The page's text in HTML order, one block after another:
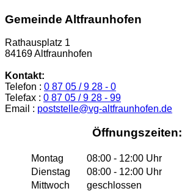
Gemeinde Altfraunhofen
Rathausplatz 1
84169 Altfraunhofen
Kontakt:
Telefon : 0 87 05 / 9 28 - 0
Telefax : 0 87 05 / 9 28 - 99
Email : poststelle@vg-altfraunhofen.de
Öffnungszeiten:
Montag
08:00 - 12:00 Uhr
Dienstag
08:00 - 12:00 Uhr
Mittwoch
geschlossen